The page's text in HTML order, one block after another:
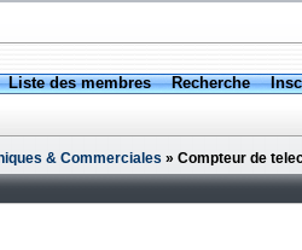
Liste des membres Recherche
& Commerciales » Compteur de